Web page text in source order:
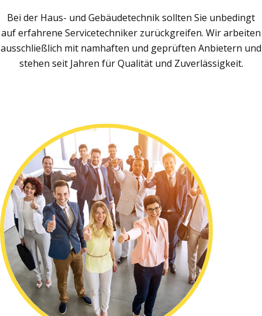
Bei der Haus- und Gebäudetechnik sollten Sie unbedingt
auf erfahrene Servicetechniker zurückgreifen. Wir arbeiten
ausschließlich mit namhaften und geprüften Anbietern und
stehen seit Jahren für Qualität und Zuverlässigkeit.